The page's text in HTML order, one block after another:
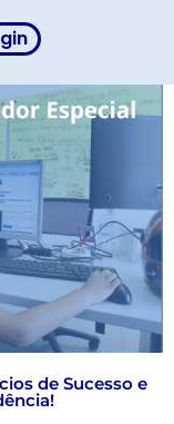
de Sucesso e